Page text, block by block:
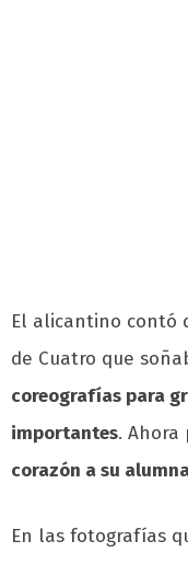
El alicantino contó
de Cuatro que
coreografías para
importantes. Ahora
corazón a su
En las fotografías